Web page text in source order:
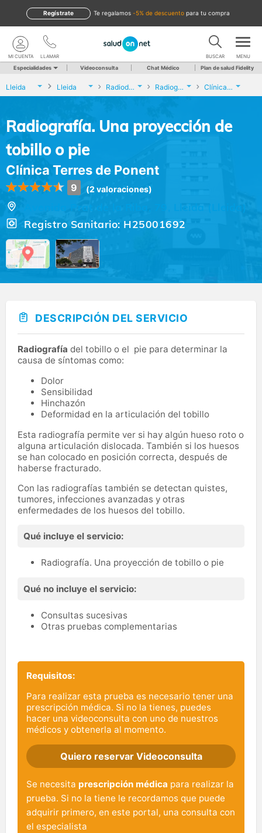
te regalamos -5% de descuento para tu compra
Regístrate
LLAMAR
MI CUENTA BUSCAR MENU
Especialidades Videoconsulta Chat Médico Plan de salud Fidelity
Lleida Lleida Radiodiagnóstico Radiografía. Una proyección de tobillo o pie Clínica Terres de Ponent
Radiografía. Una proyección de
tobillo o pie
Clínica Terres de Ponent
9 (2 valoraciones)
Registro Sanitario: H25001692
DESCRIPCIÓN DEL SERVICIO
Radiografía del tobillo o el pie para determinar la
causa de síntomas como:
Dolor
Sensibilidad
Hinchazón
Deformidad en la articulación del tobillo
Esta radiografía permite ver si hay algún hueso roto o
alguna articulación dislocada. También si los huesos
se han colocado en posición correcta, después de
haberse fracturado.
Con las radiografías también se detectan quistes,
tumores, infecciones avanzadas y otras
enfermedades de los huesos del tobillo.
Qué incluye el servicio:
Radiografía. Una proyección de tobillo o pie
Qué no incluye el servicio:
Consultas sucesivas
Otras pruebas complementarias
Requisitos:
Para realizar esta prueba es necesario tener una
prescripción médica. Si no la tienes, puedes
hacer una videoconsulta con uno de nuestros
médicos y obtenerla al momento.
Quiero reservar Videoconsulta
Se necesita prescripción médica para realizar la
prueba. Si no la tiene le recordamos que puede
adquirir primero, en este portal, una consulta con
el especialista